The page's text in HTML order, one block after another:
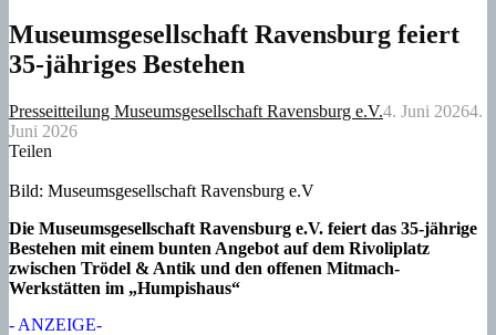
Museumsgesellschaft Ravensburg feiert
35-jähriges Bestehen
Presseitteilung Museumsgesellschaft Ravensburg e.V.4. Juni 20264.
Juni 2026
Teilen
Bild: Museumsgesellschaft Ravensburg e.V
Die Museumsgesellschaft Ravensburg e.V. feiert das 35-jährige
Bestehen mit einem bunten Angebot auf dem Rivoliplatz
zwischen Trödel & Antik und den offenen Mitmach-
Werkstätten im „Humpishaus“
- ANZEIGE-